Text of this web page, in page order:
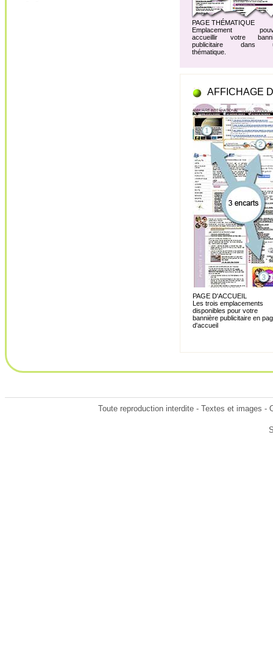
PAGE THÉMATIQUE
Emplacement
accueillir votre
publicitaire dans
thématique.
AFFICHAGE
PAGE D'ACCUEIL
Les trois emplacements
disponibles pour votre
bannière publicitaire en
d'accueil
Toute reproduction interdite - Textes et images -